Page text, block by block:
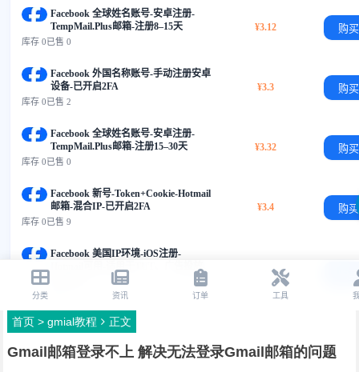
首页> gmial教程 正文
Gmail邮箱登录不上 解决无法登录Gmail邮箱的问题